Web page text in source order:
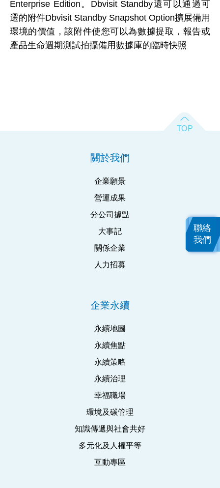
Enterprise Edition。Dbvisit Standby還可以通過可
選的附件Dbvisit Standby Snapshot Option擴展備用
環境的價值，該附件使您可以為數據提取，報告或
產品生命週期測試拍攝備用數據庫的臨時快照
關於我們
企業願景
營運成果
分公司據點
大事記
關係企業
人力招募
企業永續
永續地圖
永續焦點
永續策略
永續治理
幸福職場
環境及碳管理
知識傳遞與社會共好
多元化及人權平等
互動專區
聯絡
我們